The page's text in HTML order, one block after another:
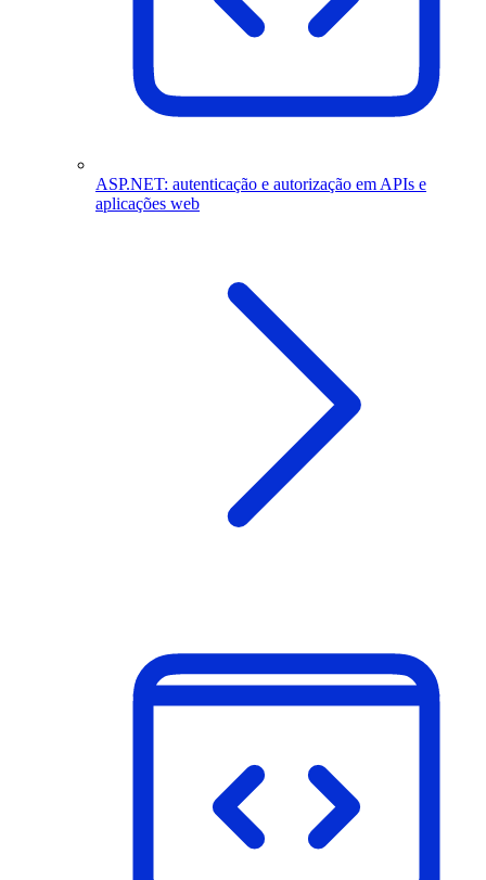
ASP.NET: autenticação e autorização em APIs e
aplicações web